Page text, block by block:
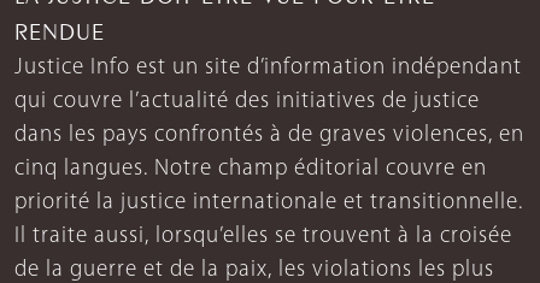
RENDUE
Justice Info est un site d’information indépendant
qui couvre l’actualité des initiatives de justice
dans les pays confrontés à de graves violences, en
cinq langues. Notre champ éditorial couvre en
priorité la justice internationale et transitionnelle.
Il traite aussi, lorsqu’elles se trouvent à la croisée
de la guerre et de la paix, les violations les plus